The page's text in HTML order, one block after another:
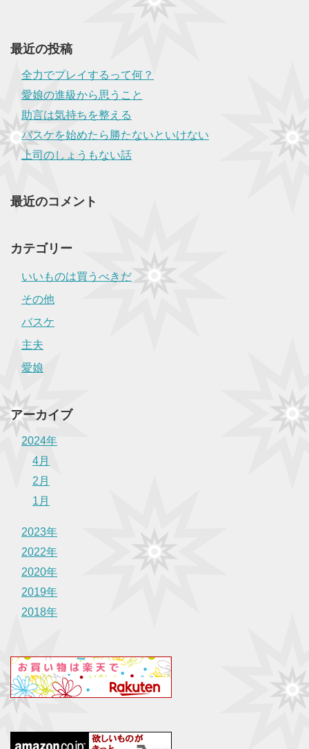
最近の投稿
全力でプレイするって何？
愛娘の進級から思うこと
助言は気持ちを整える
バスケを始めたら勝たないといけない
上司のしょうもない話
最近のコメント
カテゴリー
いいものは買うべきだ
その他
バスケ
主夫
愛娘
アーカイブ
2024年
4月
2月
1月
2023年
2022年
2020年
2019年
2018年